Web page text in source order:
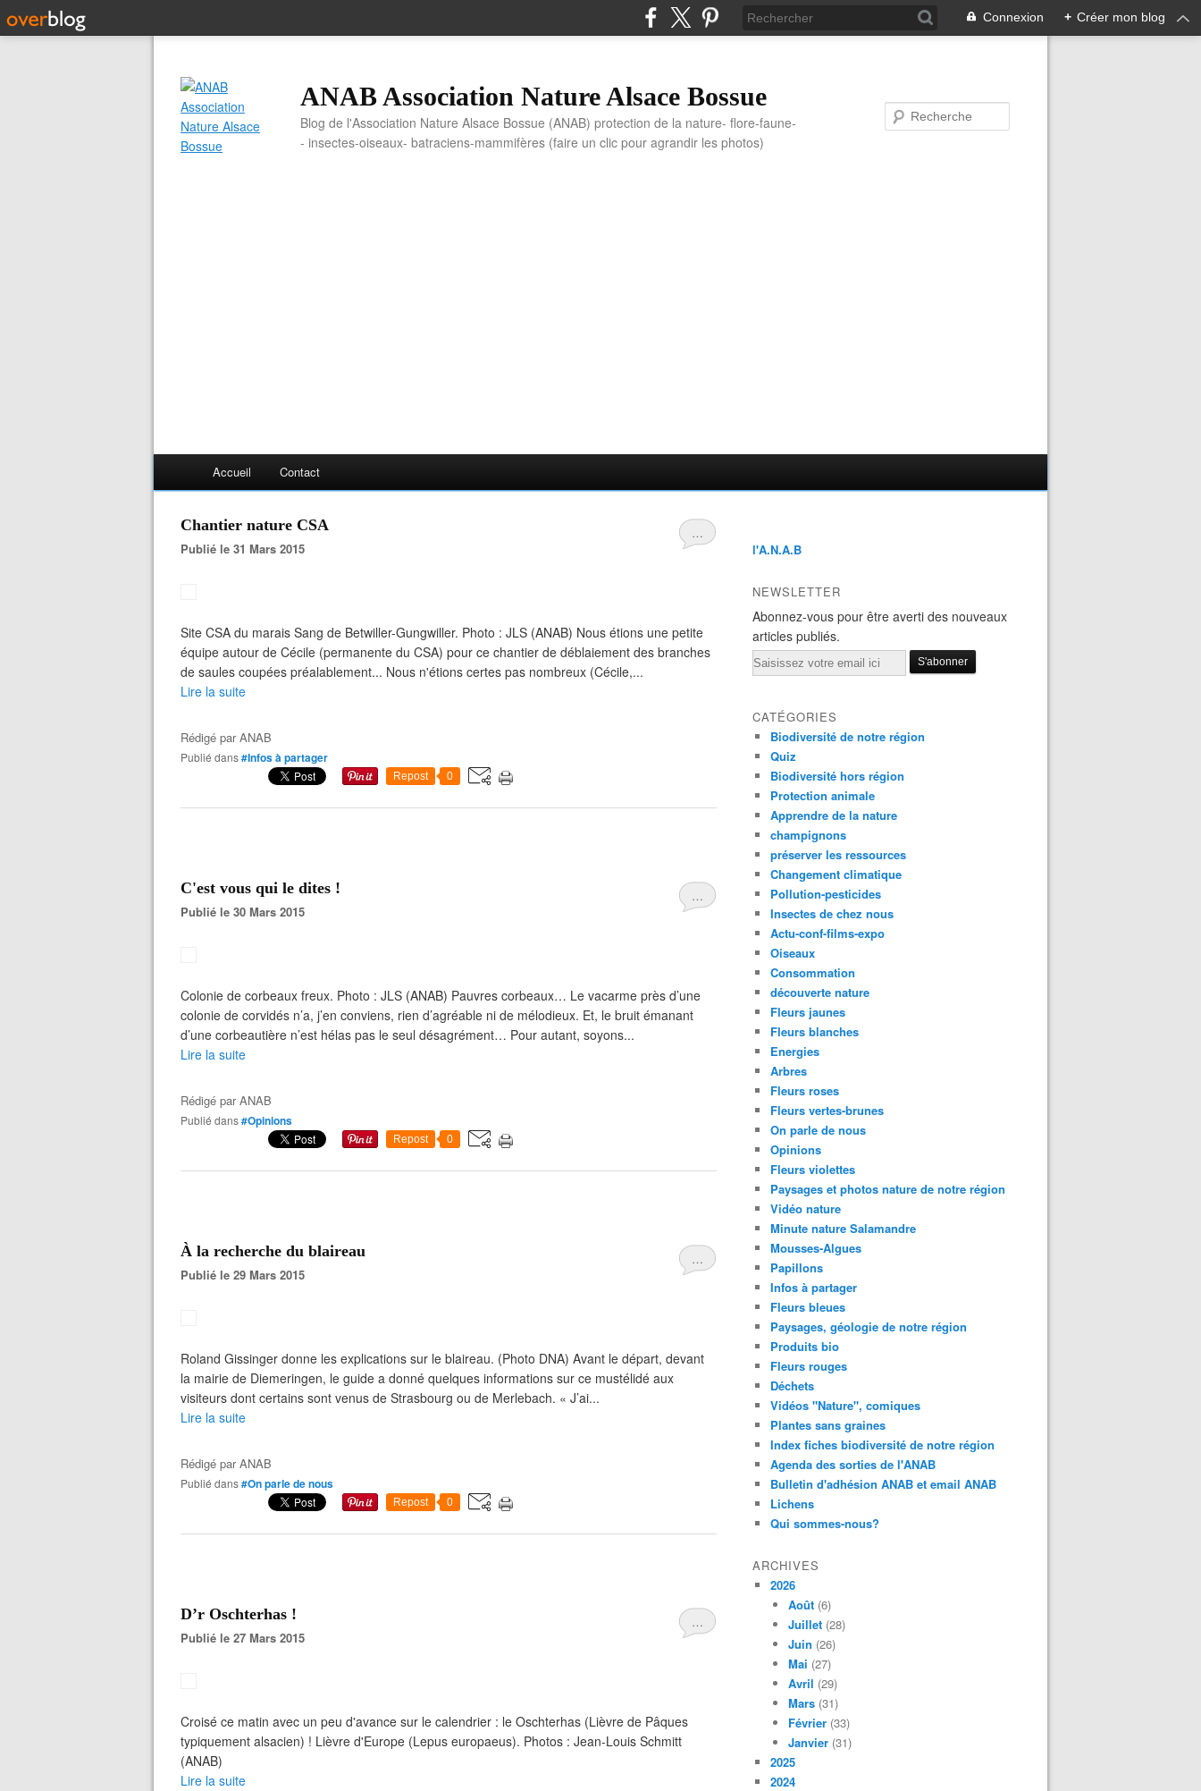
Connexion + Créer mon blog
ANAB Association Nature Alsace Bossue
Blog de l'Association Nature Alsace Bossue (ANAB) protection de la nature- flore-faune-
- insectes-oiseaux- batraciens-mammifères (faire un clic pour agrandir les photos)
Accueil Contact
…
Chantier nature CSA
Publié le 31 Mars 2015
Site CSA du marais Sang de Betwiller-Gungwiller. Photo : JLS (ANAB) Nous étions une petite
équipe autour de Cécile (permanente du CSA) pour ce chantier de déblaiement des branches
de saules coupées préalablement... Nous n'étions certes pas nombreux (Cécile,...
Lire la suite
Rédigé parANAB
Publié dans#Infos à partager
Repost 0
…
C'est vous qui le dites !
Publié le 30 Mars 2015
Colonie de corbeaux freux. Photo : JLS (ANAB) Pauvres corbeaux… Le vacarme près d’une
colonie de corvidés n’a, j’en conviens, rien d’agréable ni de mélodieux. Et, le bruit émanant
d’une corbeautière n’est hélas pas le seul désagrément… Pour autant, soyons...
Lire la suite
Rédigé parANAB
Publié dans#Opinions
Repost 0
…
À la recherche du blaireau
Publié le 29 Mars 2015
Roland Gissinger donne les explications sur le blaireau. (Photo DNA) Avant le départ, devant
la mairie de Diemeringen, le guide a donné quelques informations sur ce mustélidé aux
visiteurs dont certains sont venus de Strasbourg ou de Merlebach. « J’ai...
Lire la suite
Rédigé parANAB
Publié dans#On parle de nous
Repost 0
…
D’r Oschterhas !
Publié le 27 Mars 2015
Croisé ce matin avec un peu d'avance sur le calendrier : le Oschterhas (Lièvre de Pâques
typiquement alsacien) ! Lièvre d'Europe (Lepus europaeus). Photos : Jean-Louis Schmitt
(ANAB)
Lire la suite
l'A.N.A.B
NEWSLETTER
Abonnez-vous pour être averti des nouveaux
articles publiés.
Email
CATÉGORIES
Biodiversité de notre région
Quiz
Biodiversité hors région
Protection animale
Apprendre de la nature
champignons
préserver les ressources
Changement climatique
Pollution-pesticides
Insectes de chez nous
Actu-conf-films-expo
Oiseaux
Consommation
découverte nature
Fleurs jaunes
Fleurs blanches
Energies
Arbres
Fleurs roses
Fleurs vertes-brunes
On parle de nous
Opinions
Fleurs violettes
Paysages et photos nature de notre région
Vidéo nature
Minute nature Salamandre
Mousses-Algues
Papillons
Infos à partager
Fleurs bleues
Paysages, géologie de notre région
Produits bio
Fleurs rouges
Déchets
Vidéos "Nature", comiques
Plantes sans graines
Index fiches biodiversité de notre région
Agenda des sorties de l'ANAB
Bulletin d'adhésion ANAB et email ANAB
Lichens
Qui sommes-nous?
ARCHIVES
2026
Août (6)
Juillet (28)
Juin (26)
Mai (27)
Avril (29)
Mars (31)
Février (33)
Janvier (31)
2025
2024